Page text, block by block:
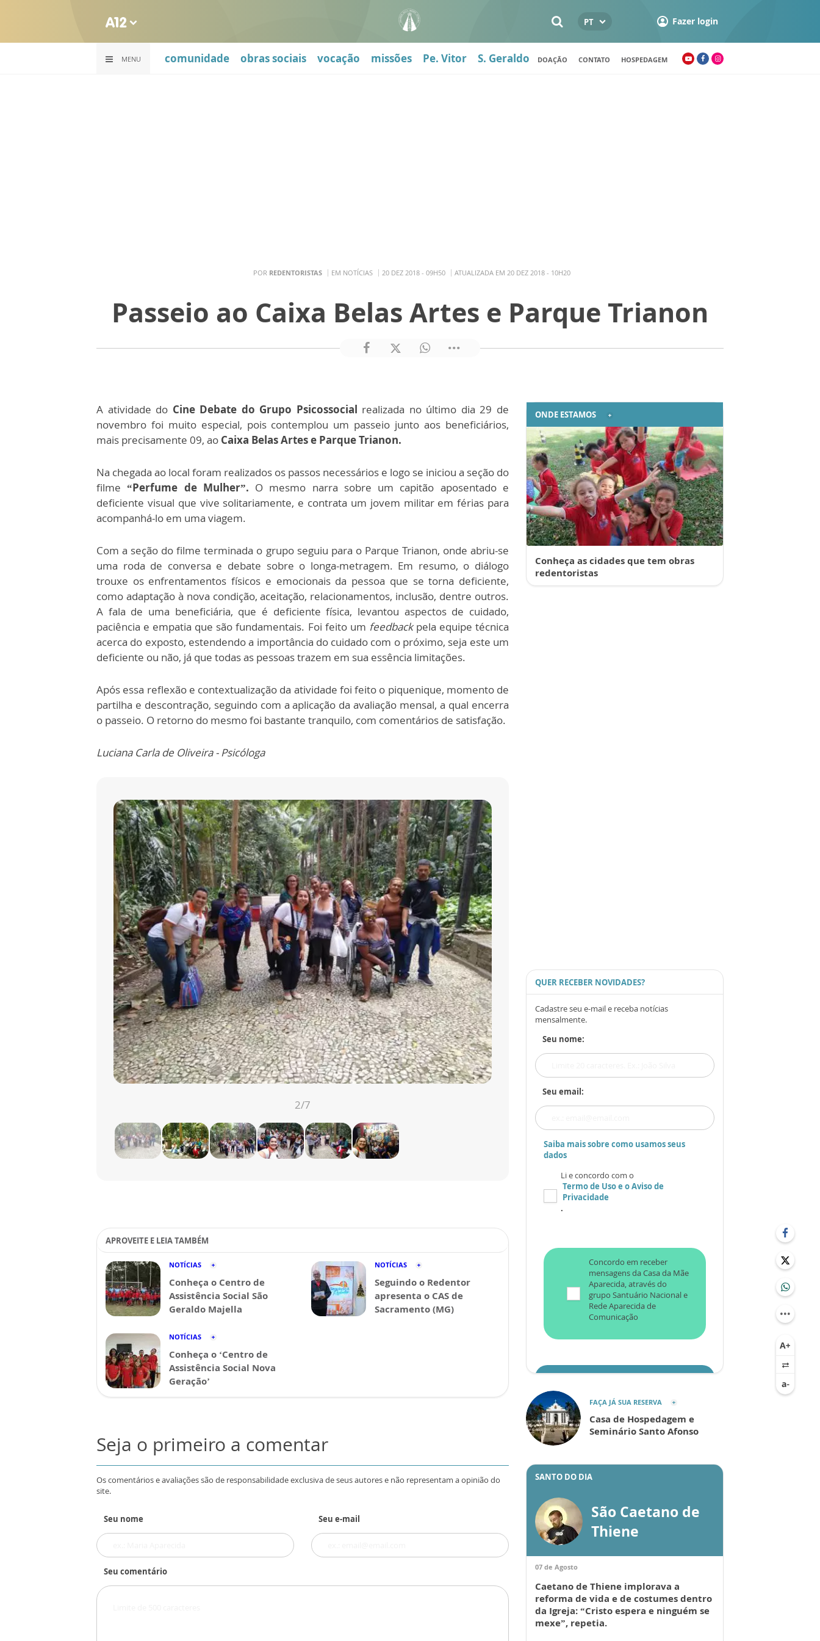
PT Fazer login
MENU comunidade obras sociais vocação missões Pe. Vitor S. Geraldo DOAÇÃO CONTATO HOSPEDAGEM
POR REDENTORISTAS EM NOTÍCIAS 20 DEZ 2018 - 09H50 ATUALIZADA EM 20 DEZ 2018 - 10H20
Passeio ao Caixa Belas Artes e Parque Trianon
A atividade do Cine Debate do Grupo Psicossocial realizada no último dia 29 de
novembro foi muito especial, pois contemplou um passeio junto aos beneficiários,
mais precisamente 09, ao Caixa Belas Artes e Parque Trianon.
Na chegada ao local foram realizados os passos necessários e logo se iniciou a seção do
filme“Perfume de Mulher”. O mesmo narra sobre um capitão aposentado e
deficiente visual que vive solitariamente, e contrata um jovem militar em férias para
acompanhá-lo em uma viagem.
Com a seção do filme terminada o grupo seguiu para o Parque Trianon, onde abriu-se
uma roda de conversa e debate sobre o longa-metragem. Em resumo, o diálogo
trouxe os enfrentamentos físicos e emocionais da pessoa que se torna deficiente,
como adaptação à nova condição, aceitação, relacionamentos, inclusão, dentre outros.
A fala de uma beneficiária, que é deficiente física, levantou aspectos de cuidado,
paciência e empatia que são fundamentais. Foi feito um feedbackpela equipe técnica
acerca do exposto, estendendo a importância do cuidado com o próximo, seja este um
deficiente ou não, já que todas as pessoas trazem em sua essência limitações.
Após essa reflexão e contextualização da atividade foi feito o piquenique, momento de
partilha e descontração, seguindo com a aplicação da avaliação mensal, a qual encerra
o passeio. O retorno do mesmo foi bastante tranquilo, com comentários de satisfação.
Luciana Carla de Oliveira - Psicóloga
2/7
APROVEITE E LEIA TAMBÉM
NOTÍCIAS
Conheça o Centro de
Assistência Social São
Geraldo Majella
NOTÍCIAS
Seguindo o Redentor
apresenta o CAS de
Sacramento (MG)
NOTÍCIAS
Conheça o ‘Centro de
Assistência Social Nova
Geração’
Seja o primeiro a comentar
Os comentários e avaliações são de responsabilidade exclusiva de seus autores e não representam a opinião do
site.
Seu nome Seu e-mail
Seu comentário
ONDE ESTAMOS
Conheça as cidades que tem obras
redentoristas
QUER RECEBER NOVIDADES?
Cadastre seu e-mail e receba notícias
mensalmente.
Seu nome:
Seu email:
Saiba mais sobre como usamos seus
dados
Li e concordo com o
Termo de Usoe oAviso de
Privacidade
.
Concordo em receber
mensagens da Casa da Mãe
Aparecida, através do
grupo Santuário Nacional e
Rede Aparecida de
Comunicação
ENVIAR
FAÇA JÁ SUA RESERVA
Casa de Hospedagem e
Seminário Santo Afonso
SANTO DO DIA
São Caetano de
Thiene
07 de Agosto
Caetano de Thiene implorava a
reforma de vida e de costumes dentro
da Igreja: “Cristo espera e ninguém se
mexe”, repetia.